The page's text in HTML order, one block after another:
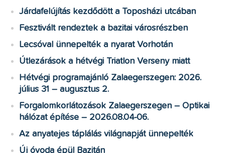
Járdafelújítás kezdődött a Toposházi utcában
Fesztivált rendeztek a bazitai városrészben
Lecsóval ünnepelték a nyarat Vorhotán
Útlezárások a hétvégi Triatlon Verseny miatt
Hétvégi programajánló Zalaegerszegen: 2026.
július 31 – augusztus 2.
Forgalomkorlátozások Zalaegerszegen – Optikai
hálózat építése – 2026.08.04-06.
Az anyatejes táplálás világnapját ünnepelték
Új óvoda épül Bazitán